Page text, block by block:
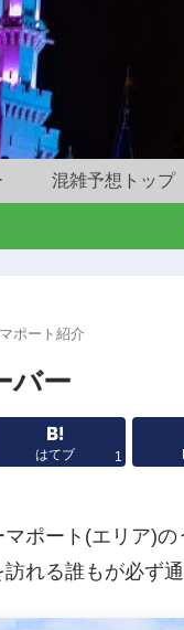
混雑予想トップ
ポート紹介
バー
はてブ 1
ポート(エリア)
れる誰もが必ず